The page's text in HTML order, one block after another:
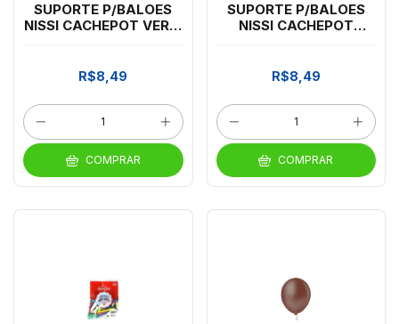
SUPORTE P/BALOES
NISSI CACHEPOT VERM
R$8,49
COMPRAR
SUPORTE P/BALOES
NISSI CACHEPOT
R$8,49
COMPRAR